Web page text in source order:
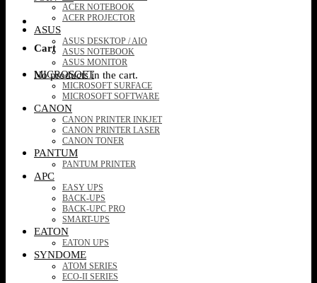
Cart
No products in the cart.
ACER NOTEBOOK
ACER PROJECTOR
ASUS
ASUS DESKTOP / AIO
ASUS NOTEBOOK
ASUS MONITOR
MICROSOFT
MICROSOFT SURFACE
MICROSOFT SOFTWARE
CANON
CANON PRINTER INKJET
CANON PRINTER LASER
CANON TONER
PANTUM
PANTUM PRINTER
APC
EASY UPS
BACK-UPS
BACK-UPC PRO
SMART-UPS
EATON
EATON UPS
SYNDOME
ATOM SERIES
ECO-II SERIES